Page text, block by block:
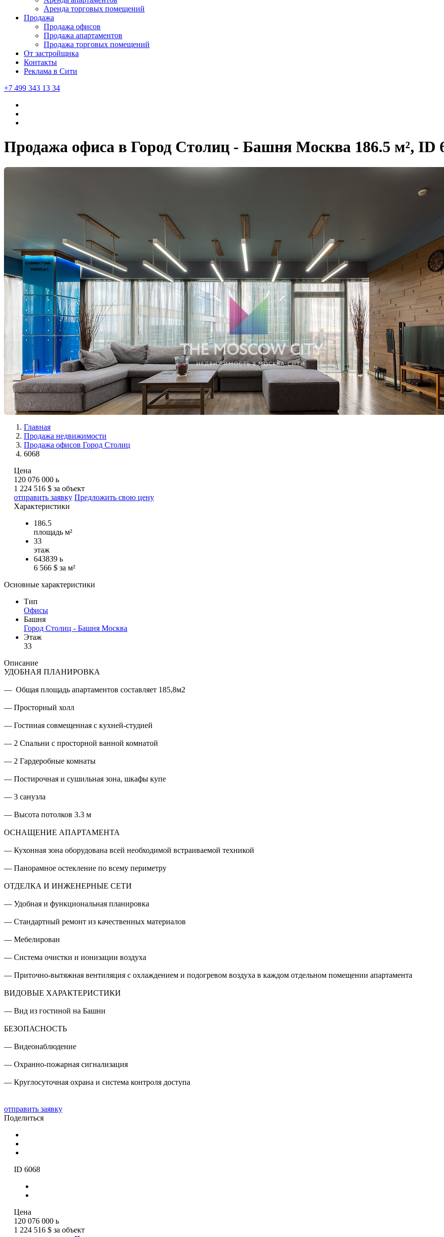
Аренда торговых помещений
Продажа
Продажа офисов
Продажа апартаментов
Продажа торговых помещений
От застройщика
Контакты
Реклама в Сити
+7 499 343 13 34
Продажа офиса в Город Столиц - Башня Москва 186.5 м², ID
Главная
Продажа недвижимости
Продажа офисов Город Столиц
6068
Цена
120 076 000 ь
1 224 516 $ за объект
отправить заявку Предложить свою цену
Характеристики
186.5
площадь м²
33
этаж
643839 ь
6 566 $ за м²
Основные характеристики
Тип
Офисы
Башня
Город Столиц - Башня Москва
Этаж
33
Описание
УДОБНАЯ ПЛАНИРОВКА
— Общая площадь апартаментов составляет 185,8м2
— Просторный холл
— Гостиная совмещенная с кухней-студией
— 2 Спальни с просторной ванной комнатой
— 2 Гардеробные комнаты
— Постирочная и сушильная зона, шкафы купе
— 3 санузла
— Высота потолков 3.3 м
ОСНАЩЕНИЕ АПАРТАМЕНТА
— Кухонная зона оборудована всей необходимой встраиваемой техникой
— Панорамное остекление по всему периметру
ОТДЕЛКА И ИНЖЕНЕРНЫЕ СЕТИ
— Удобная и функциональная планировка
— Стандартный ремонт из качественных материалов
— Мебелирован
— Система очистки и ионизации воздуха
— Приточно-вытяжная вентиляция с охлаждением и подогревом воздуха в каждом отдельном помещении апартамента
ВИДОВЫЕ ХАРАКТЕРИСТИКИ
— Вид из гостиной на Башни
БЕЗОПАСНОСТЬ
— Видеонаблюдение
— Охранно-пожарная сигнализация
— Круглосуточная охрана и система контроля доступа
отправить заявку
Поделиться
ID 6068
Цена
120 076 000 ь
1 224 516 $ за объект